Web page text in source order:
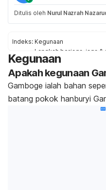
Ditulis oleh Nurul Nazrah
Indeks: Kegunaan
Langkah berjaga-jaga &
Langkah berjaga-jaga
Kesan sampingan
Tindak balas ubat
Penggunaan / Dos
Kegunaan
Apakah kegunaan
Gamboge ialah bahan
batang pokok hanburyi